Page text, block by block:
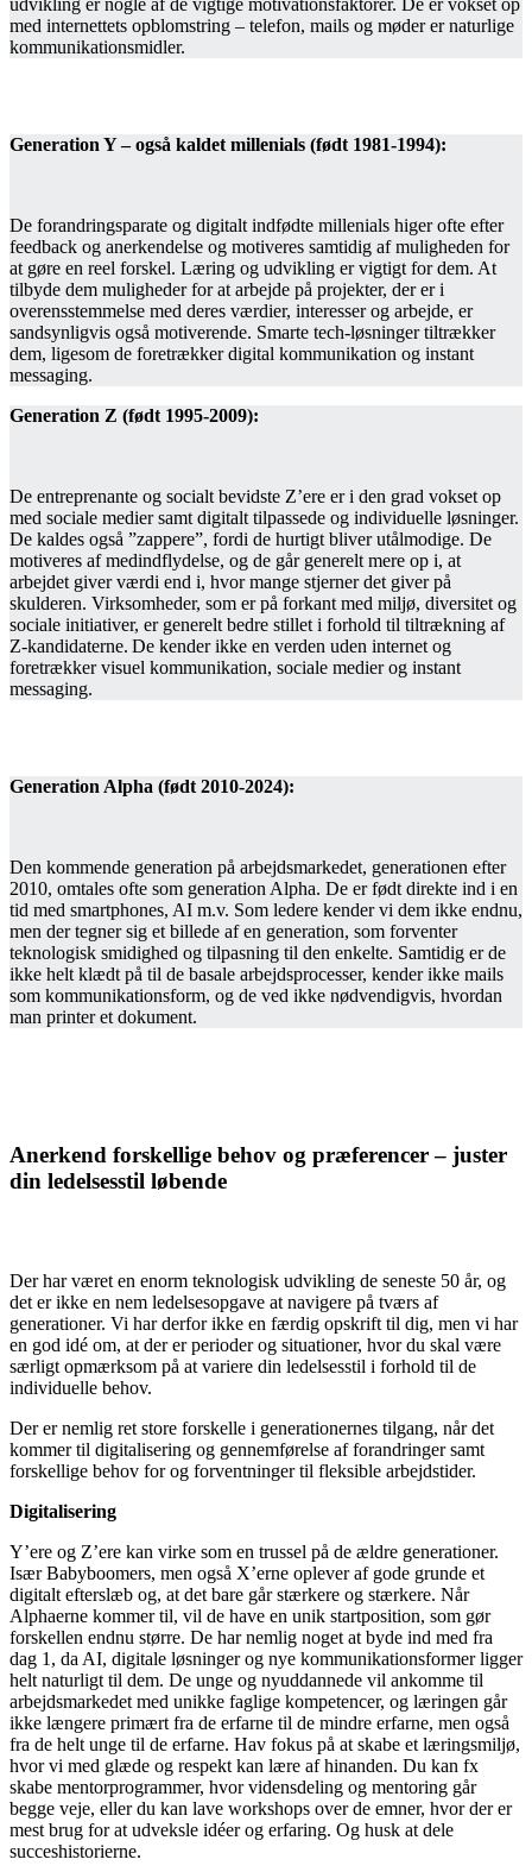
udvikling er nogle af de vigtige motivationsfaktorer. De er vokset op
med internettets opblomstring – telefon, mails og møder er naturlige
kommunikationsmidler.
Generation Y – også kaldet millenials (født 1981-1994):
De forandringsparate og digitalt indfødte millenials higer ofte efter
feedback og anerkendelse og motiveres samtidig af muligheden for
at gøre en reel forskel. Læring og udvikling er vigtigt for dem. At
tilbyde dem muligheder for at arbejde på projekter, der er i
overensstemmelse med deres værdier, interesser og arbejde, er
sandsynligvis også motiverende. Smarte tech-løsninger tiltrækker
dem, ligesom de foretrækker digital kommunikation og instant
messaging.
Generation Z (født 1995-2009):
De entreprenante og socialt bevidste Z’ere er i den grad vokset op
med sociale medier samt digitalt tilpassede og individuelle løsninger.
De kaldes også ”zappere”, fordi de hurtigt bliver utålmodige. De
motiveres af medindflydelse, og de går generelt mere op i, at
arbejdet giver værdi end i, hvor mange stjerner det giver på
skulderen. Virksomheder, som er på forkant med miljø, diversitet og
sociale initiativer, er generelt bedre stillet i forhold til tiltrækning af
Z-kandidaterne. De kender ikke en verden uden internet og
foretrækker visuel kommunikation, sociale medier og instant
messaging.
Generation Alpha (født 2010-2024):
Den kommende generation på arbejdsmarkedet, generationen efter
2010, omtales ofte som generation Alpha. De er født direkte ind i en
tid med smartphones, AI m.v. Som ledere kender vi dem ikke endnu,
men der tegner sig et billede af en generation, som forventer
teknologisk smidighed og tilpasning til den enkelte. Samtidig er de
ikke helt klædt på til de basale arbejdsprocesser, kender ikke mails
som kommunikationsform, og de ved ikke nødvendigvis, hvordan
man printer et dokument.
Anerkend forskellige behov og præferencer – juster
din ledelsesstil løbende
Der har været en enorm teknologisk udvikling de seneste 50 år, og
det er ikke en nem ledelsesopgave at navigere på tværs af
generationer. Vi har derfor ikke en færdig opskrift til dig, men vi har
en god idé om, at der er perioder og situationer, hvor du skal være
særligt opmærksom på at variere din ledelsesstil i forhold til de
individuelle behov.
Der er nemlig ret store forskelle i generationernes tilgang, når det
kommer til digitalisering og gennemførelse af forandringer samt
forskellige behov for og forventninger til fleksible arbejdstider.
Digitalisering
Y’ere og Z’ere kan virke som en trussel på de ældre generationer.
Især Babyboomers, men også X’erne oplever af gode grunde et
digitalt efterslæb og, at det bare går stærkere og stærkere. Når
Alphaerne kommer til, vil de have en unik startposition, som gør
forskellen endnu større. De har nemlig noget at byde ind med fra
dag 1, da AI, digitale løsninger og nye kommunikationsformer ligger
helt naturligt til dem. De unge og nyuddannede vil ankomme til
arbejdsmarkedet med unikke faglige kompetencer, og læringen går
ikke længere primært fra de erfarne til de mindre erfarne, men også
fra de helt unge til de erfarne. Hav fokus på at skabe et læringsmiljø,
hvor vi med glæde og respekt kan lære af hinanden. Du kan fx
skabe mentorprogrammer, hvor vidensdeling og mentoring går
begge veje, eller du kan lave workshops over de emner, hvor der er
mest brug for at udveksle idéer og erfaring. Og husk at dele
succeshistorierne.